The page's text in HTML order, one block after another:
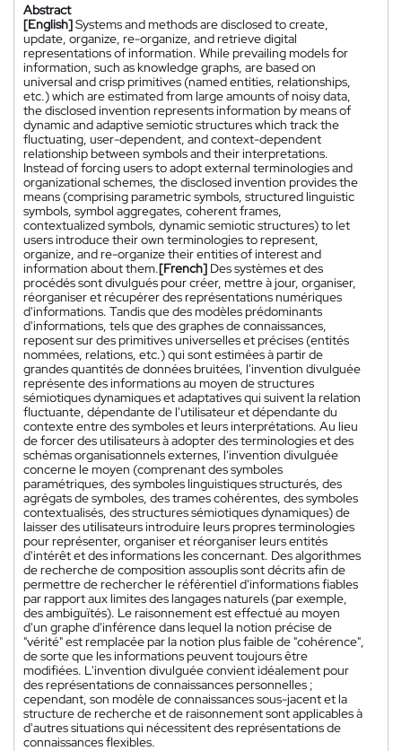
Abstract
[English]Systems and methods are disclosed to create,
update, organize, re-organize, and retrieve digital
representations of information. While prevailing models for
information, such as knowledge graphs, are based on
universal and crisp primitives (named entities, relationships,
etc.) which are estimated from large amounts of noisy data,
the disclosed invention represents information by means of
dynamic and adaptive semiotic structures which track the
fluctuating, user-dependent, and context-dependent
relationship between symbols and their interpretations.
Instead of forcing users to adopt external terminologies and
organizational schemes, the disclosed invention provides the
means (comprising parametric symbols, structured linguistic
symbols, symbol aggregates, coherent frames,
contextualized symbols, dynamic semiotic structures) to let
users introduce their own terminologies to represent,
organize, and re-organize their entities of interest and
information about them.[French] Des systèmes et des
procédés sont divulgués pour créer, mettre à jour, organiser,
réorganiser et récupérer des représentations numériques
d'informations. Tandis que des modèles prédominants
d'informations, tels que des graphes de connaissances,
reposent sur des primitives universelles et précises (entités
nommées, relations, etc.) qui sont estimées à partir de
grandes quantités de données bruitées, l'invention divulguée
représente des informations au moyen de structures
sémiotiques dynamiques et adaptatives qui suivent la relation
fluctuante, dépendante de l'utilisateur et dépendante du
contexte entre des symboles et leurs interprétations. Au lieu
de forcer des utilisateurs à adopter des terminologies et des
schémas organisationnels externes, l'invention divulguée
concerne le moyen (comprenant des symboles
paramétriques, des symboles linguistiques structurés, des
agrégats de symboles, des trames cohérentes, des symboles
contextualisés, des structures sémiotiques dynamiques) de
laisser des utilisateurs introduire leurs propres terminologies
pour représenter, organiser et réorganiser leurs entités
d'intérêt et des informations les concernant. Des algorithmes
de recherche de composition assouplis sont décrits afin de
permettre de rechercher le référentiel d'informations fiables
par rapport aux limites des langages naturels (par exemple,
des ambiguïtés). Le raisonnement est effectué au moyen
d'un graphe d'inférence dans lequel la notion précise de
"vérité" est remplacée par la notion plus faible de "cohérence",
de sorte que les informations peuvent toujours être
modifiées. L'invention divulguée convient idéalement pour
des représentations de connaissances personnelles ;
cependant, son modèle de connaissances sous-jacent et la
structure de recherche et de raisonnement sont applicables à
d'autres situations qui nécessitent des représentations de
connaissances flexibles.